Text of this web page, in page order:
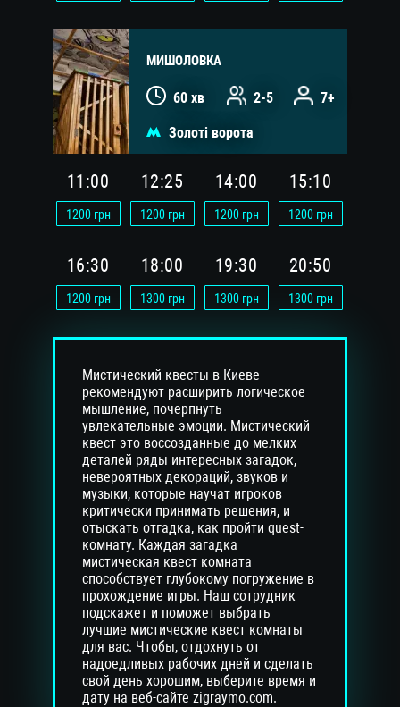
МИШОЛОВКА
60 хв 2-5 7+
Золоті ворота
11:00
1200грн
12:25
1200грн
14:00
1200грн
15:10
1200грн
16:30
1200грн
18:00
1300грн
19:30
1300грн
20:50
1300грн
Мистический квесты в Киеве
рекомендуют расширить логическое
мышление, почерпнуть
увлекательные эмоции. Мистический
квест это воссозданные до мелких
деталей ряды интересных загадок,
невероятных декораций, звуков и
музыки, которые научат игроков
критически принимать решения, и
отыскать отгадка, как пройти quest-
комнату. Каждая загадка
мистическая квест комната
способствует глубокому погружение в
прохождение игры. Наш сотрудник
подскажет и поможет выбрать
лучшие мистические квест комнаты
для вас. Чтобы, отдохнуть от
надоедливых рабочих дней и сделать
свой день хорошим, выберите время и
дату на веб-сайте zigraymo.com.